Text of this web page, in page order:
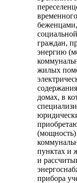
граждан,
энергию
жилых
домах, в
(мощность)
пунктах и
и
прибора